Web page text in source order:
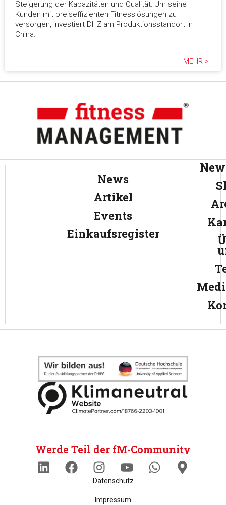
Steigerung der Kapazitäten und Qualität: Um seine
Kunden mit preiseffizienten Fitnesslösungen zu
versorgen, investiert DHZ am Produktionsstandort in
China.
MEHR >
News
Artikel
Events
Einkaufsregister
Werde Teil der fM-Community
Datenschutz
Impressum